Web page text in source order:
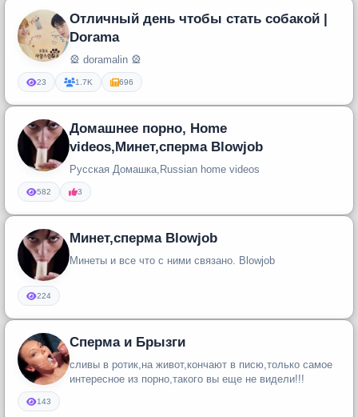
Отличный день чтобы стать собакой |
Dorama
🎡 doramalin 🎡
23 1.7K 696
Домашнее порно, Home
videos,Минет,сперма Blowjob
Русская Домашка,Russian home videos
582 3
Минет,сперма Blowjob
Минеты и все что с ними связано. Blowjob
224
Сперма и Брызги
сливы в ротик,на живот,кончают в писю,только самое
интересное из порно,такого вы еще не видели!!!
143